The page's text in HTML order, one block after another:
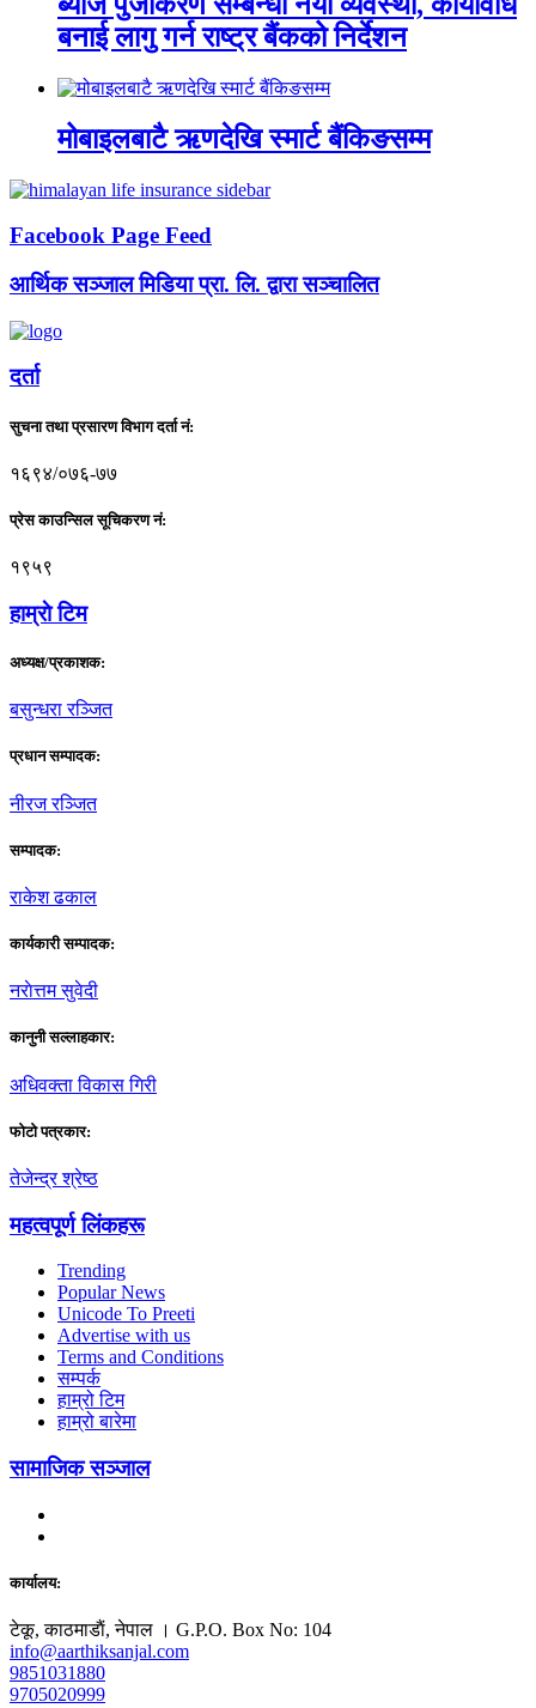
बनाई लागु गर्न राष्ट्र बैंकको निर्देशन
मोबाइलबाटै ऋणदेखि स्मार्ट बैंकिङसम्म
Facebook Page Feed
आर्थिक सञ्जाल मिडिया प्रा. लि. द्वारा सञ्चालित
दर्ता
सुचना तथा प्रसारण विभाग दर्ता नं:
१६९४/०७६-७७
प्रेस काउन्सिल सूचिकरण नं:
१९५९
हाम्राे टिम
अध्यक्ष/प्रकाशक:
बसुन्धरा रञ्जित
प्रधान सम्पादक:
नीरज रञ्जित
सम्पादक:
राकेश ढकाल
कार्यकारी सम्पादक:
नराेत्तम सुवेदी
कानुनी सल्लाहकार:
अधिवक्ता विकास गिरी
फाेटाे पत्रकार:
तेजेन्द्र श्रेष्ठ
महत्वपूर्ण लिंकहरू
Trending
Popular News
Unicode To Preeti
Advertise with us
Terms and Conditions
सम्पर्क
हाम्रो टिम
हाम्रो बारेमा
सामाजिक सञ्जाल
कार्यालय:
टेकू, काठमाडाैं, नेपाल । G.P.O. Box No: 104
info@aarthiksanjal.com
9851031880
9705020999